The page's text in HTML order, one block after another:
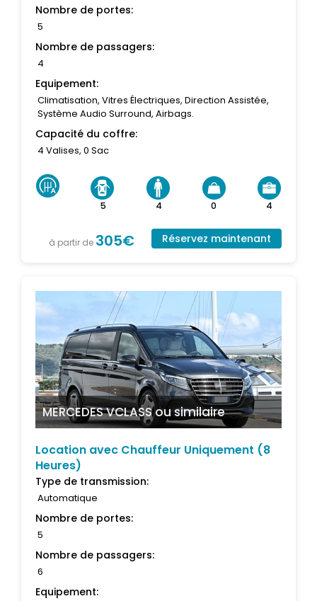
Nombre de portes:
5
Nombre de passagers:
4
Equipement:
Climatisation, Vitres Électriques, Direction Assistée,
Système Audio Surround, Airbags.
Capacité du coffre:
4 Valises, 0 Sac
5 4 0 4
à partir de 305€ Réservez maintenant
MERCEDES VCLASSou similaire
Location avec Chauffeur Uniquement (8
Heures)
Type de transmission:
Automatique
Nombre de portes:
5
Nombre de passagers:
6
Equipement: